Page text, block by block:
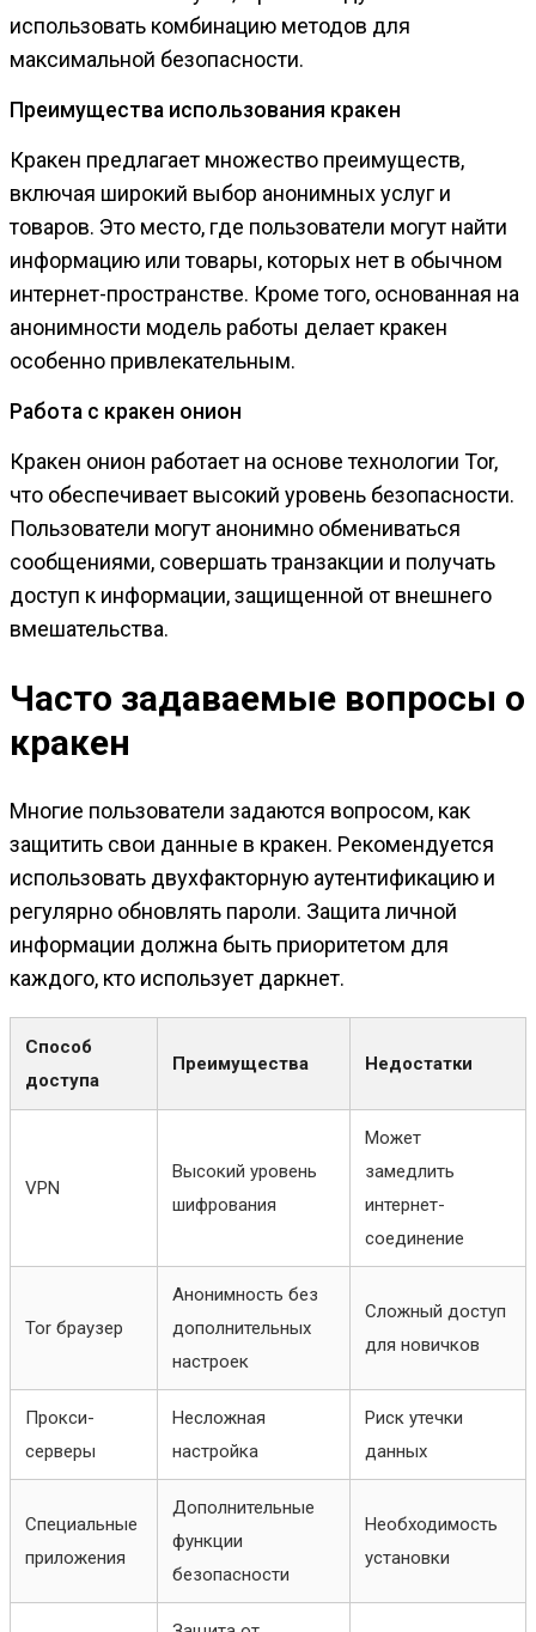
использовать комбинацию методов для
максимальной безопасности.
Преимущества использования кракен
Кракен предлагает множество преимуществ,
включая широкий выбор анонимных услуг и
товаров. Это место, где пользователи могут найти
информацию или товары, которых нет в обычном
интернет-пространстве. Кроме того, основанная на
анонимности модель работы делает кракен
особенно привлекательным.
Работа с кракен онион
Кракен онион работает на основе технологии Tor,
что обеспечивает высокий уровень безопасности.
Пользователи могут анонимно обмениваться
сообщениями, совершать транзакции и получать
доступ к информации, защищенной от внешнего
вмешательства.
Часто задаваемые вопросы о
кракен
Многие пользователи задаются вопросом, как
защитить свои данные в кракен. Рекомендуется
использовать двухфакторную аутентификацию и
регулярно обновлять пароли. Защита личной
информации должна быть приоритетом для
каждого, кто использует даркнет.
Способ
доступа
Преимущества Недостатки
VPN
Высокий уровень
шифрования
Может
замедлить
интернет-
соединение
Tor браузер
Анонимность без
дополнительных
настроек
Сложный доступ
для новичков
Прокси-
серверы
Несложная
настройка
Риск утечки
данных
Специальные
приложения
Дополнительные
функции
безопасности
Необходимость
установки